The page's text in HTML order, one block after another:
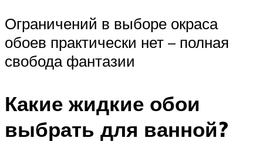
Ограничений в выборе окраса
обоев практически нет – полная
свобода фантазии
Какие жидкие обои
выбрать для ванной?